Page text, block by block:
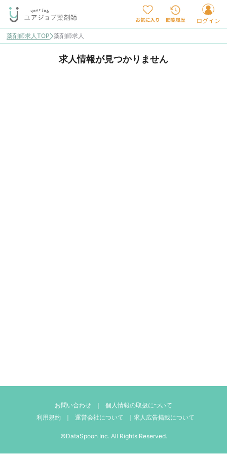
薬剤師求人TOP 薬剤師求人
求人情報が見つかりません
お問い合わせ ｜
個人情報の取扱について
利用規約
｜ 運営会社について ｜ 求人広告掲載について
©DataSpoon Inc. All Rights Reserved.